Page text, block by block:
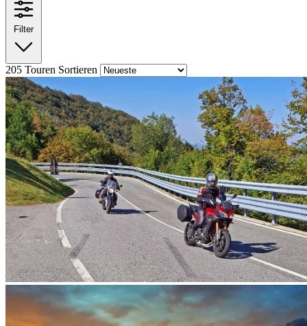
Filter
205 Touren Sortieren